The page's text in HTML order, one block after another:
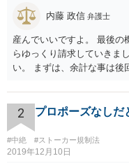
内藤 政信 弁護士
産んでいいですよ。 最後の
らゆっくり請求していきま
い。 まずは、余計な事は後
2 プロポーズなしだ
#中絶 #ストーカー規制法
2019年12月10日